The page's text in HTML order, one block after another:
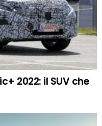
2022: il SUV che